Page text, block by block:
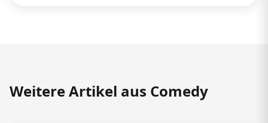
Weitere Artikel aus Comedy